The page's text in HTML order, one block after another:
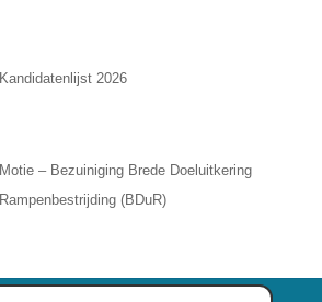
Kandidatenlijst 2026
Motie – Bezuiniging Brede Doeluitkering
Rampenbestrijding (BDuR)